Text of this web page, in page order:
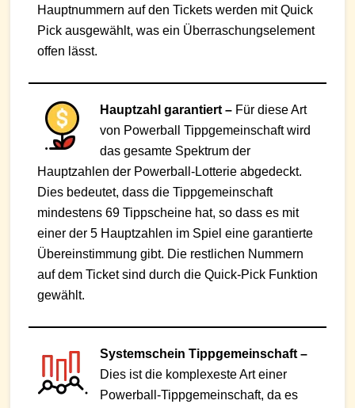
Hauptnummern auf den Tickets werden mit Quick
Pick ausgewählt, was ein Überraschungselement
offen lässt.
Hauptzahl garantiert –Für diese Art
von Powerball Tippgemeinschaft wird
das gesamte Spektrum der
Hauptzahlen der Powerball-Lotterie abgedeckt.
Dies bedeutet, dass die Tippgemeinschaft
mindestens 69 Tippscheine hat, so dass es mit
einer der 5 Hauptzahlen im Spiel eine garantierte
Übereinstimmung gibt. Die restlichen Nummern
auf dem Ticket sind durch die Quick-Pick Funktion
gewählt.
Systemschein Tippgemeinschaft –
Dies ist die komplexeste Art einer
Powerball-Tippgemeinschaft, da es